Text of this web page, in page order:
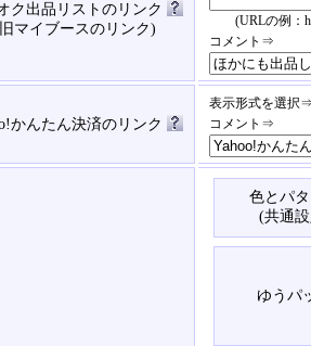
ク出品リストのリンク
マイブースのリンク)
(URLの例：
コメント⇒
かんたん決済のリンク
表示形式を選択
コメント⇒
色とパ
(共通
ゆうパ